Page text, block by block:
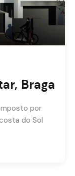
Braga
por
do Sol